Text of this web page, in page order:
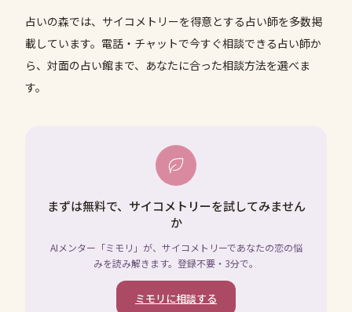
占いの森では、 サイコメトリーを得意とする占い師を多数掲
載しています。電話・チャットで今すぐ相談できる占い師か
ら、対面の占い館まで、あなたに合った相談方法を選べま
す。
まずは無料で、サイコメトリーを試してみません
か
AIメンター「ミモリ」が、サイコメトリーであなたの恋の悩
みを読み解きます。登録不要・3分で。
ミモリに相談する